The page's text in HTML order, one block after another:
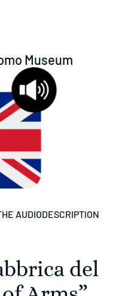
Museum
AUDIODESCRIPTION
del